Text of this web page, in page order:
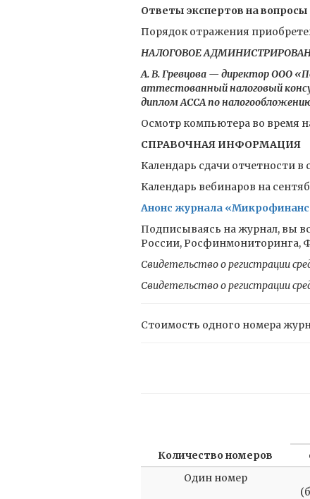
Ответы экспертов на вопросы
Порядок отражения
НАЛОГОВОЕ
А. В. Гревцова — директор ООО
аттестованный налоговый
диплом АССА по
Осмотр компьютера во время
СПРАВОЧНАЯ ИНФОРМАЦИЯ
Календарь сдачи отчетности в
Календарь вебинаров на
Анонс журнала
Подписываясь на журнал, вы
России, Росфинмониторинга,
Свидетельство о регистрации
Свидетельство о регистрации
Стоимость одного номера
Количество номеров
Один номер